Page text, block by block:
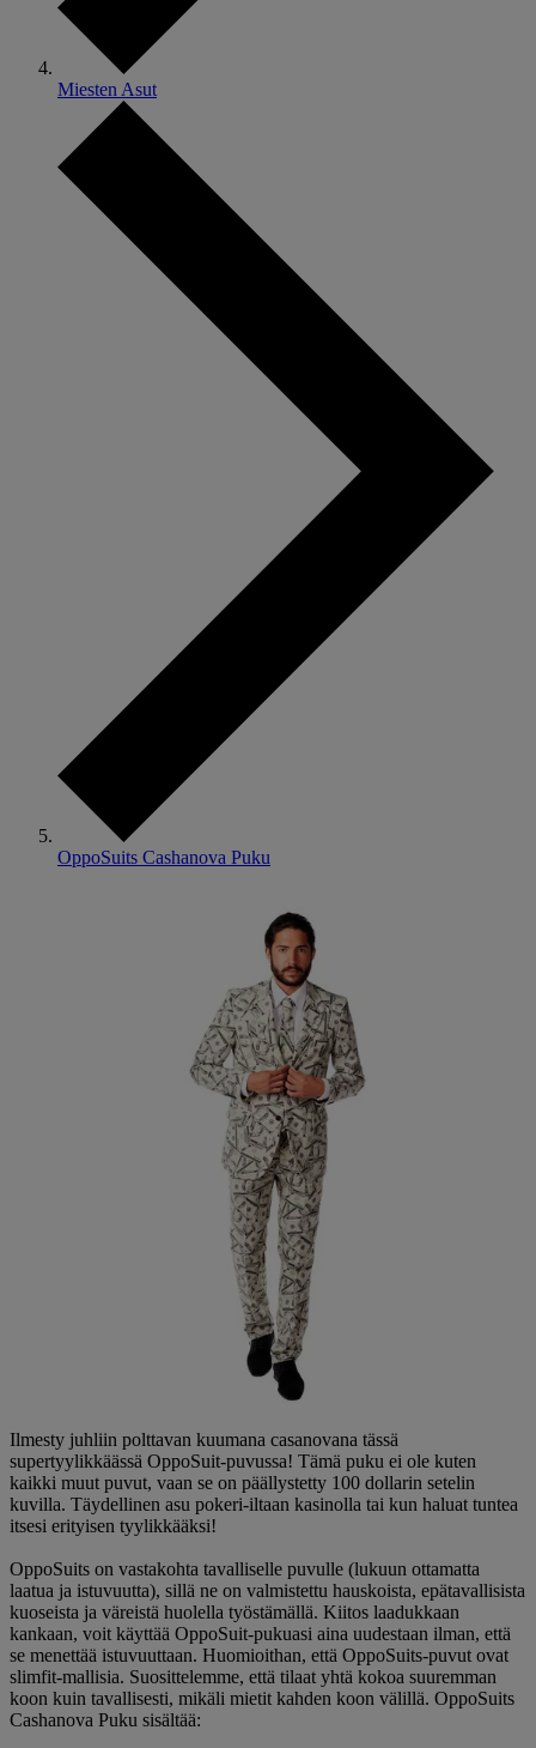
Miesten Asut
OppoSuits Cashanova Puku
Ilmesty juhliin polttavan kuumana casanovana tässä
supertyylikkäässä OppoSuit-puvussa! Tämä puku ei ole kuten
kaikki muut puvut, vaan se on päällystetty 100 dollarin setelin
kuvilla. Täydellinen asu pokeri-iltaan kasinolla tai kun haluat tuntea
itsesi erityisen tyylikkääksi!
OppoSuits on vastakohta tavalliselle puvulle (lukuun ottamatta
laatua ja istuvuutta), sillä ne on valmistettu hauskoista, epätavallisista
kuoseista ja väreistä huolella työstämällä. Kiitos laadukkaan
kankaan, voit käyttää OppoSuit-pukuasi aina uudestaan ilman, että
se menettää istuvuuttaan. Huomioithan, että OppoSuits-puvut ovat
slimfit-mallisia. Suosittelemme, että tilaat yhtä kokoa suuremman
koon kuin tavallisesti, mikäli mietit kahden koon välillä. OppoSuits
Cashanova Puku sisältää: